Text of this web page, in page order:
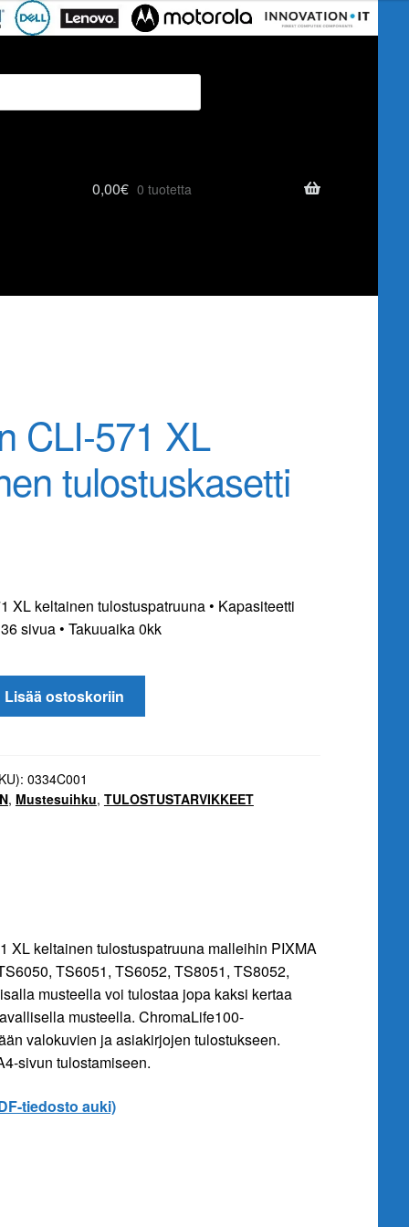
0,00€ 0 tuotetta
CLI-571 XL
tulostuskasetti
XL keltainen tulostuspatruuna • Kapasiteetti
sivua • Takuuaika 0kk
Lisää ostoskoriin
0334C001
, Mustesuihku, TULOSTUSTARVIKKEET
XL keltainen tulostuspatruuna malleihin PIXMA
TS6051, TS6052, TS8051, TS8052,
musteella voi tulostaa jopa kaksi kertaa
musteella. ChromaLife100-
valokuvien ja asiakirjojen tulostukseen.
sivun tulostamiseen.
tiedosto auki)